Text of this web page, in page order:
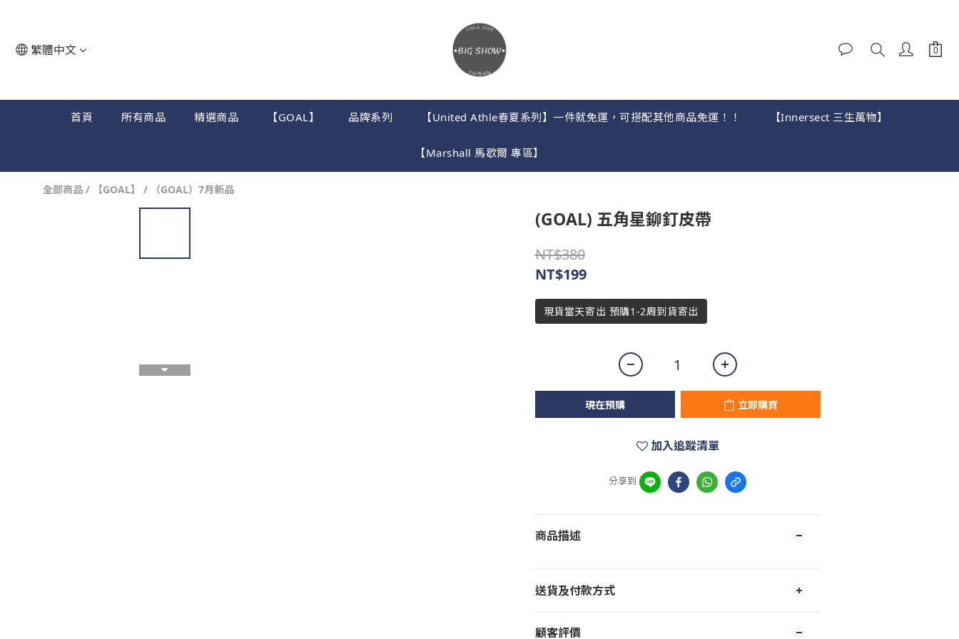
繁體中文
首頁 所有商品 精選商品 【GOAL】 品牌系列 【United Athle春夏系列】一件就免運，可搭配其他商品免運！！ 【Innersect 三生萬物】
【Marshall 馬歇爾 專區】
全部商品 / 【GOAL】 / （GOAL）7月新品
(GOAL) 五角星鉚釘皮帶
NT$380
NT$199
現貨當天寄出 預購1-2周到貨寄出
現在預購 立即購買
加入追蹤清單
分享到
商品描述
送貨及付款方式
顧客評價